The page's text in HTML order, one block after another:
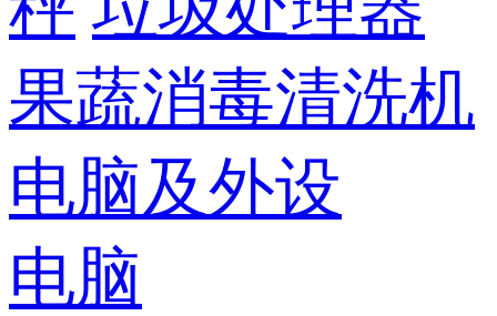
果蔬消毒清洗机
电脑及外设
电脑